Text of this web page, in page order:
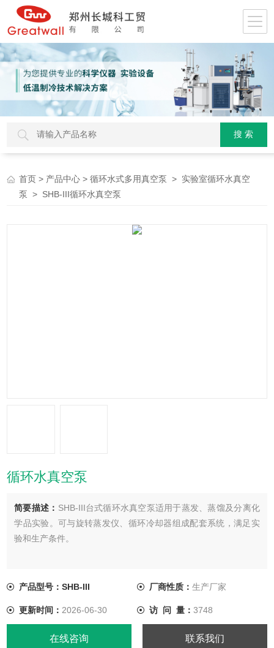
首页 > 产品中心 >循环水式多用真空泵 > 实验室循环水真空
泵
> SHB-III循环水真空泵
循环水真空泵
简要描述： SHB-III台式循环水真空泵适用于蒸发、蒸馏及分离化
学品实验。可与旋转蒸发仪、循环冷却器组成配套系统，满足实
验和生产条件。
产品型号：SHB-III 厂商性质： 生产厂家
更新时间： 2026-06-30 访 问 量： 3748
在线咨询 联系我们